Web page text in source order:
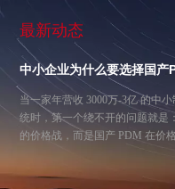
最新动态
中小企业为什么要选择国产
当一家年营收 3000万-3亿 的中
统时，第一个绕不开的问题就是
的价格战，而是国产 PDM 在价